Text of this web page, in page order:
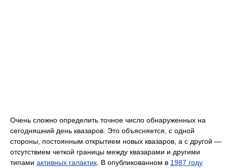
Очень сложно определить точное число обнаруженных на
сегодняшний день квазаров. Это объясняется, с одной
стороны, постоянным открытием новых квазаров, а с другой —
отсутствием четкой границы между квазарами и другими
типами активных галактик . В опубликованном в 1987 году